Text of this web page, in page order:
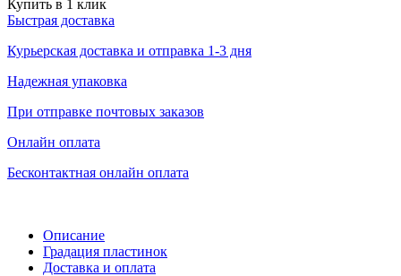
Купить в 1 клик
Быстрая доставка
Курьерская доставка и отправка 1-3 дня
Надежная упаковка
При отправке почтовых заказов
Онлайн оплата
Бесконтактная онлайн оплата
Описание
Градация пластинок
Доставка и оплата